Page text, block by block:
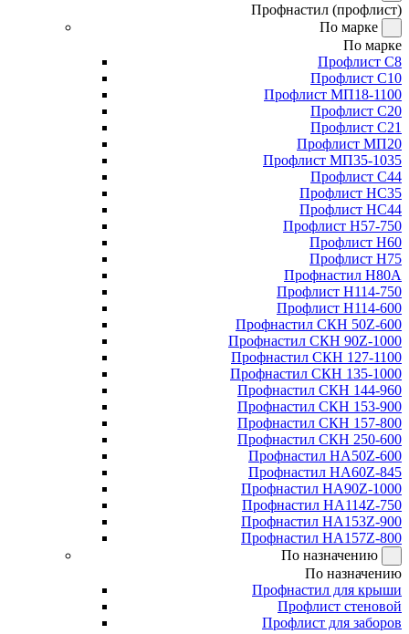
Профнастил (профлист)
По марке
По марке
Профлист С8
Профлист С10
Профлист МП18-1100
Профлист С20
Профлист С21
Профлист МП20
Профлист МП35-1035
Профлист С44
Профлист НС35
Профлист НС44
Профлист Н57-750
Профлист Н60
Профлист Н75
Профнастил Н80А
Профлист Н114-750
Профлист Н114-600
Профнастил СКН 50Z-600
Профнастил СКН 90Z-1000
Профнастил СКН 127-1100
Профнастил СКН 135-1000
Профнастил СКН 144-960
Профнастил СКН 153-900
Профнастил СКН 157-800
Профнастил СКН 250-600
Профнастил НА50Z-600
Профнастил НА60Z-845
Профнастил НА90Z-1000
Профнастил НА114Z-750
Профнастил НА153Z-900
Профнастил НА157Z-800
По назначению
По назначению
Профнастил для крыши
Профлист стеновой
Профлист для заборов